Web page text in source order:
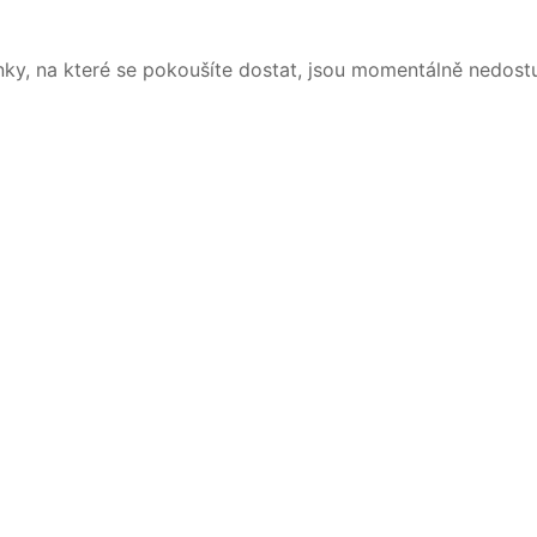
na které se pokoušíte dostat, jsou momentálně